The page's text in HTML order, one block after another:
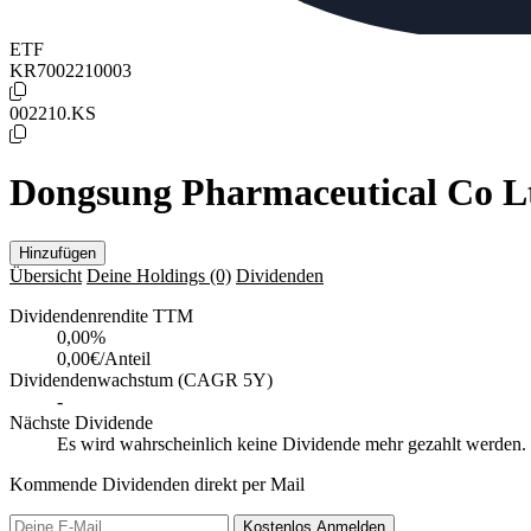
ETF
KR7002210003
002210.KS
Dongsung Pharmaceutical Co
Hinzufügen
Übersicht Deine Holdings (0) Dividenden
Dividendenrendite TTM
0,00%
0,00€/Anteil
Dividendenwachstum (CAGR 5Y)
-
Nächste Dividende
Es wird wahrscheinlich keine Dividende mehr gezahlt werden.
Kommende Dividenden direkt per Mail
Kostenlos Anmelden